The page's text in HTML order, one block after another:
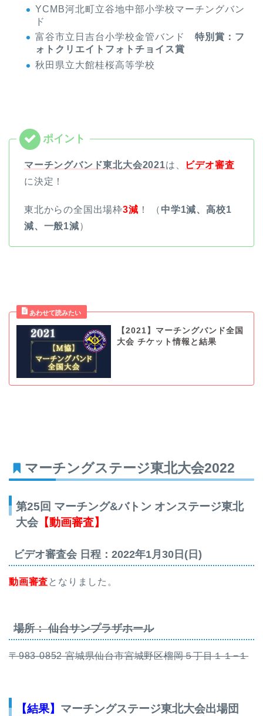
YCMB河北町立谷地中部小学校マーチングバン
ド
富谷市立日吉台小学校金管バンド 特別賞：フ
ォトクリエイトフォトチョイス賞
秋田県立大館桂桜高等学校
マーチングバンド東北大会2021は、
ビデオ審査
に決定！
東北からの全国出場枠3減 ！ （ 中学1減、高校1
減、一般1減）
【2021】マーチングバンド全国
大会 チケット情報と結果
マーチングステージ東北大会2022
第25回 マーチング&バトン オンステージ東北
大会 【動画審査】
ビデオ審査会 日程：2022年1月30日(日)
動画審査 となりました。
場所： 仙台サンプラザホール
〒983-0852 宮城県仙台市宮城野区榴岡５丁目１１−１
【結果】 マーチングステージ東北大会出場団